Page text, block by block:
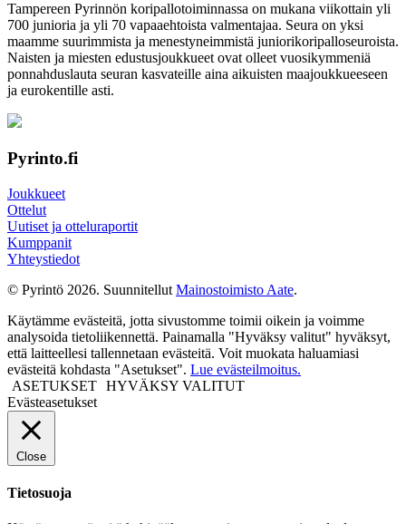
Tampereen Pyrinnön kori­pallo­toimin­nassa on mukana viikottain yli
700 junioria ja yli 70 vapaa­ehtoista valmen­tajaa. Seura on yksi
maamme suurim­mista ja menes­tyneim­mistä juni­ori­kori­pallo­seuroista.
Naisten ja miesten edustus­joukkueet ovat olleet vuosi­kymmeniä
ponnahdus­lauta seuran kasvateille aina aikuisten maa­joukkueeseen
ja euro­kentille asti.
Pyrinto.fi
Joukkueet
Ottelut
Uutiset ja otteluraportit
Kumppanit
Yhteystiedot
© Pyrintö 2026. Suunnitellut Mainostoimisto Aate.
Käytämme evästeitä, jotta sivustomme toimii oikein ja voimme
analysoida tietoliikennettä. Painamalla "Hyväksy valitut" hyväksyt,
että laitteellesi tallennetaan evästeitä. Voit muokata haluamiasi
evästeitä kohdasta "Asetukset". Lue evästeilmoitus.
ASETUKSET HYVÄKSY VALITUT
Evästeasetukset
Close
Tietosuoja